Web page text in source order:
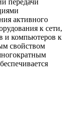
активного
к сети,
и компьютеров к
свойством